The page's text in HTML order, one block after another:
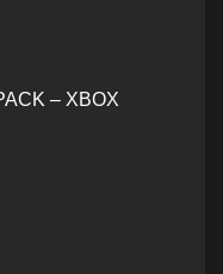
– XBOX